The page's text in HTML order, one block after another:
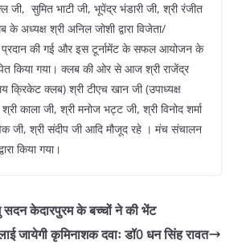
जी, सुमित भाटी जी, भूपेंद्र भंडारी जी, श्री रंजीत
अध्यक्ष श्री अनिल जोशी द्वारा विजेता/
प्रदान की गई और इस टूर्नामेंट के सफल आयोजन के
किया गया। क्लब की ओर से आज श्री राजेंद्र
क्रिकेट क्लब) श्री टीएच खान जी (उपाध्यक्ष
काला जी, श्री मनोज भट्ट जी, श्री विनोद शर्मा
जी, श्री संदीप जी आदि मौजूद रहे । मंच संचालन
किया गया।
सदन केदारपुरम के बच्चों ने की भेंट
जायेगी कृमिनाशक दवाः डॉ0 धन सिंह रावत